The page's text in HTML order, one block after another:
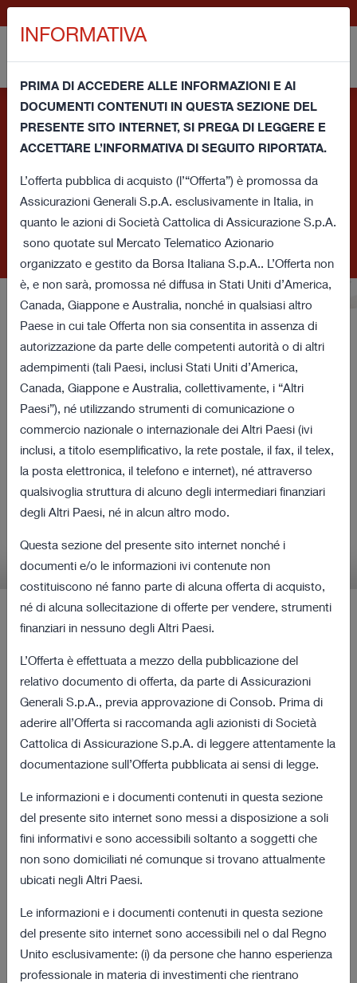
Offerta pubblica d’acquisto
volontaria per cassa sulla
totalità delle azioni di
Cattolica Assicurazioni e
Procedura di Obbligo di
Acquisto
Informazioni rilevanti in relazione all'Offerta e alla
Procedura di Obbligo di Acquisto
Ultimi Comunicati Stampa
12 agosto 2022 18:00
Revoca dalla quotazione e negoziazione
delle azioni ordinarie di Cattolica a decorrere
dalla data odierna
167 KB
Risultati definitivi della procedura di obbligo
di acquisto
VEDI TUTTI
Documenti dell’Offerta e della Procedura
08 luglio 2022 18:00
2 MB
Informativa e consenso per l'uso dei cookie - Questo sito
utilizza cookie tecnici propri e cookie di terze parti (tecnici
e di profilazione) per migliorare la tua esperienza di navigazione
e fornirti un servizio in linea con le tue preferenze. Chiudendo
questa finestra oppure accedendo ad un qualunque elemento
sottostante a questo banner acconsenti all’utilizzo dei cookie.
Se vuoi saperne di più o negare il consenso a tutti o ad alcuni
INFORMATIVA
PRIMA DI ACCEDERE ALLE INFORMAZIONI E AI
DOCUMENTI CONTENUTI IN QUESTA SEZIONE DEL
PRESENTE SITO INTERNET, SI PREGA DI LEGGERE E
ACCETTARE L’INFORMATIVA DI SEGUITO RIPORTATA.
L’offerta pubblica di acquisto (l’“Offerta”) è promossa da
Assicurazioni Generali S.p.A. esclusivamente in Italia, in
quanto le azioni di Società Cattolica di Assicurazione S.p.A.
sono quotate sul Mercato Telematico Azionario
organizzato e gestito da Borsa Italiana S.p.A.. L’Offerta non
è, e non sarà, promossa né diffusa in Stati Uniti d’America,
Canada, Giappone e Australia, nonché in qualsiasi altro
Paese in cui tale Offerta non sia consentita in assenza di
autorizzazione da parte delle competenti autorità o di altri
adempimenti (tali Paesi, inclusi Stati Uniti d’America,
Canada, Giappone e Australia, collettivamente, i “Altri
Paesi”), né utilizzando strumenti di comunicazione o
commercio nazionale o internazionale dei Altri Paesi (ivi
inclusi, a titolo esemplificativo, la rete postale, il fax, il telex,
la posta elettronica, il telefono e internet), né attraverso
qualsivoglia struttura di alcuno degli intermediari finanziari
degli Altri Paesi, né in alcun altro modo.
Questa sezione del presente sito internet nonché i
documenti e/o le informazioni ivi contenute non
costituiscono né fanno parte di alcuna offerta di acquisto,
né di alcuna sollecitazione di offerte per vendere, strumenti
finanziari in nessuno degli Altri Paesi.
L’Offerta è effettuata a mezzo della pubblicazione del
relativo documento di offerta, da parte di Assicurazioni
Generali S.p.A., previa approvazione di Consob. Prima di
aderire all’Offerta si raccomanda agli azionisti di Società
Cattolica di Assicurazione S.p.A. di leggere attentamente la
documentazione sull’Offerta pubblicata ai sensi di legge.
Le informazioni e i documenti contenuti in questa sezione
del presente sito internet sono messi a disposizione a soli
fini informativi e sono accessibili soltanto a soggetti che
non sono domiciliati né comunque si trovano attualmente
ubicati negli Altri Paesi.
Le informazioni e i documenti contenuti in questa sezione
del presente sito internet sono accessibili nel o dal Regno
Unito esclusivamente: (i) da persone che hanno esperienza
professionale in materia di investimenti che rientrano